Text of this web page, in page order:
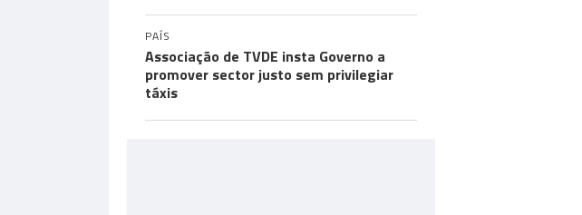
PAÍS
Associação de TVDE insta Governo a
promover sector justo sem privilegiar
táxis